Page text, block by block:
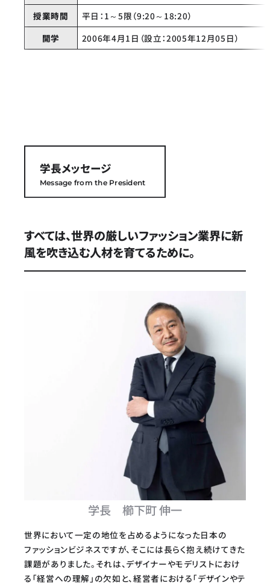
授業時間
平日：1～5限（9:20～18:20）
開学
2006年4月1日（設立：2005年12月05日）
学長メッセージ
Message from the President
すべては、世界の厳しいファッション業界に新
風を吹き込む人材を育てるために。
学長 櫛下町 伸一
世界において一定の地位を占めるようになった日本の
ファッションビジネスですが、そこには長らく抱え続けてきた
課題がありました。それは、デザイナーやモデリストにおけ
る「経営への理解」の欠如と、経営者における「デザインやテ